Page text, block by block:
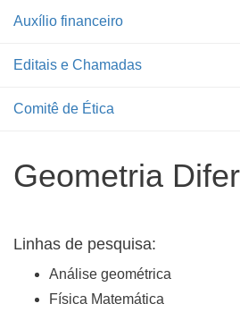
Auxílio financeiro
Editais e Chamadas
Comitê de Ética
Geometria
Linhas de pesquisa:
Análise geométrica
Física Matemática